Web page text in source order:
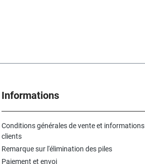
Informations
Conditions générales de vente et informations
clients
Remarque sur l'élimination des piles
Paiement et envoi